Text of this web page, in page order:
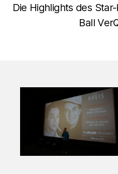
Die Highlights des
Ball